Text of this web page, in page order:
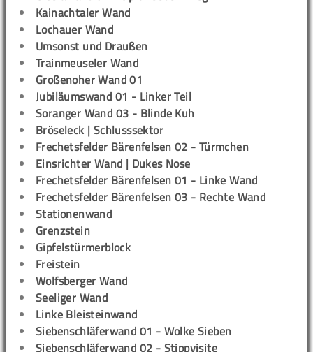
Kainachtaler Wand
Lochauer Wand
Umsonst und Draußen
Trainmeuseler Wand
Großenoher Wand 01
Jubiläumswand 01 - Linker Teil
Soranger Wand 03 - Blinde Kuh
Bröseleck | Schlusssektor
Frechetsfelder Bärenfelsen 02 - Türmchen
Einsrichter Wand | Dukes Nose
Frechetsfelder Bärenfelsen 01 - Linke Wand
Frechetsfelder Bärenfelsen 03 - Rechte Wand
Stationenwand
Grenzstein
Gipfelstürmerblock
Freistein
Wolfsberger Wand
Seeliger Wand
Linke Bleisteinwand
Siebenschläferwand 01 - Wolke Sieben
Siebenschläferwand 02 - Stippvisite